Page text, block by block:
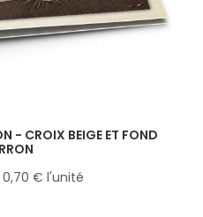
- CROIX BEIGE ET FOND
0,70 € l'unité